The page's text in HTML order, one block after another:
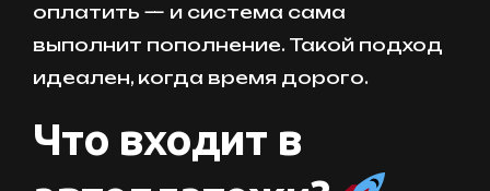
оплатить — и система сама
выполнит пополнение. Такой подход
идеален, когда время дорого.
Что входит в